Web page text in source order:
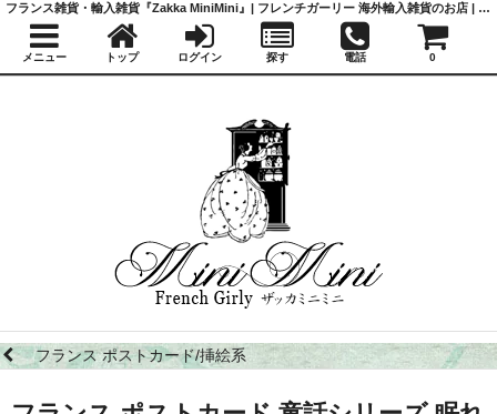
フランス ポストカード/挿絵系
フランス雑貨・輸入雑貨『Zakka MiniMini』| フレンチガーリー 海外輸入雑貨のお店 | かわいい雑貨 | 蚤の市 | アンティーク
メニュー トップ ログイン 探す 電話 0